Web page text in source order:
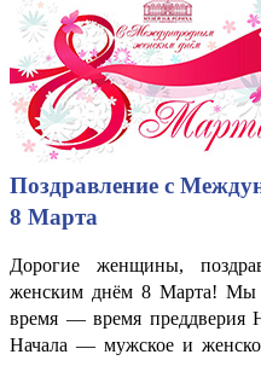
Поздравление с
8 Марта
Дорогие женщины,
женским днём 8 Марта! Мы
время — время преддверия
Начала — мужское и